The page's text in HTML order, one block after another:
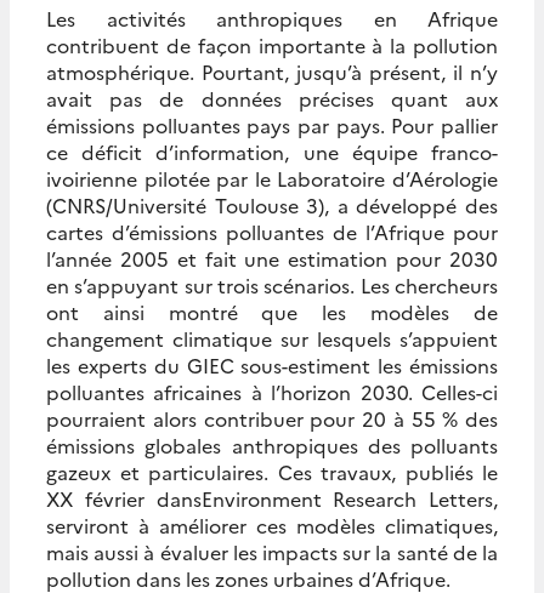
Les activités anthropiques en Afrique
contribuent de façon importante à la pollution
atmosphérique. Pourtant, jusqu’à présent, il n’y
avait pas de données précises quant aux
émissions polluantes pays par pays. Pour pallier
ce déficit d’information, une équipe franco-
ivoirienne pilotée par le Laboratoire d’Aérologie
(CNRS/Université Toulouse 3), a développé des
cartes d’émissions polluantes de l’Afrique pour
l’année 2005 et fait une estimation pour 2030
en s’appuyant sur trois scénarios. Les chercheurs
ont ainsi montré que les modèles de
changement climatique sur lesquels s’appuient
les experts du GIEC sous-estiment les émissions
polluantes africaines à l’horizon 2030. Celles-ci
pourraient alors contribuer pour 20 à 55 % des
émissions globales anthropiques des polluants
gazeux et particulaires. Ces travaux, publiés le
XX février dansEnvironment Research Letters,
serviront à améliorer ces modèles climatiques,
mais aussi à évaluer les impacts sur la santé de la
pollution dans les zones urbaines d’Afrique.